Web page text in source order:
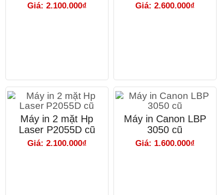
Giá: 2.100.000₫ Giá: 2.600.000₫
Máy in 2 mặt Hp
Laser P2055D cũ
Giá: 2.100.000₫
Máy in Canon LBP
3050 cũ
Giá: 1.600.000₫